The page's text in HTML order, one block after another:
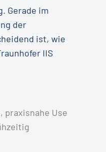
Gerade im
der
ist, wie
IIS
Use